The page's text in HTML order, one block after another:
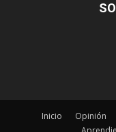
Inicio Opinión